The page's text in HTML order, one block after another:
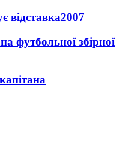
відставка2007
футбольної збірної